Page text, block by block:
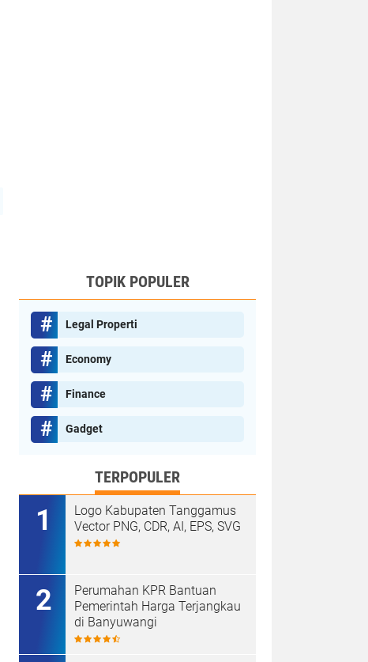
TOPIK POPULER
Legal Properti
Economy
Finance
Gadget
TERPOPULER
Logo Kabupaten Tanggamus
Vector PNG, CDR, AI, EPS, SVG
Perumahan KPR Bantuan
Pemerintah Harga Terjangkau
di Banyuwangi